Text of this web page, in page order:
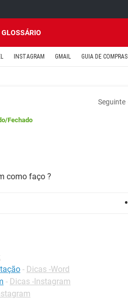
GLOSSÁRIO
INSTAGRAM GMAIL GUIA DE COMPRAS
Seguinte
/Fechado
como faço ?
- Dicas -Word
- Dicas -Instagram